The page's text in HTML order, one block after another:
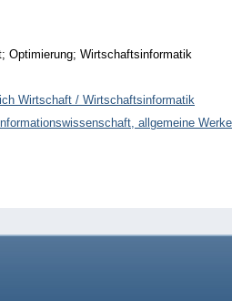
Optimierung; Wirtschaftsinformatik
Wirtschaft / Wirtschaftsinformatik
allgemeine